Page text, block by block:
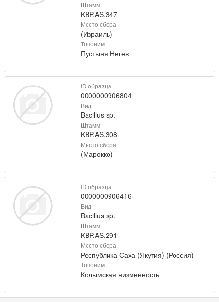
Штамм
KBP.AS.347
Место сбора
(Израиль)
Топоним
Пустыня Негев
ID образца
0000000906804
Вид
Bacillus sp.
Штамм
KBP.AS.308
Место сбора
(Марокко)
ID образца
0000000906416
Вид
Bacillus sp.
Штамм
KBP.AS.291
Место сбора
Республика Саха (Якутия) (Россия)
Топоним
Колымская низменность